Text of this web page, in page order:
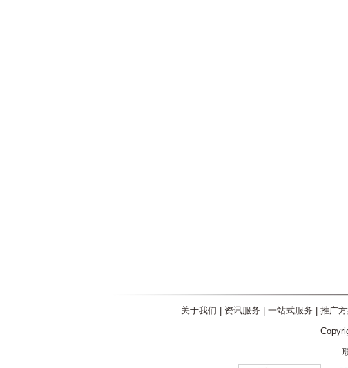
关于我们 资讯服务 一站式服务 推广